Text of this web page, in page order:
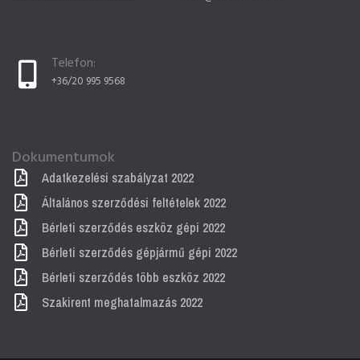
Telefon:
+36/20 995 9568
Dokumentumok
Adatkezelési szabályzat 2022
Általános szerződési feltételek 2022
Bérleti szerződés eszköz gépi 2022
Bérleti szerződés gépjármű gépi 2022
Bérleti szerződés több eszköz 2022
Szakirent meghatalmazás 2022